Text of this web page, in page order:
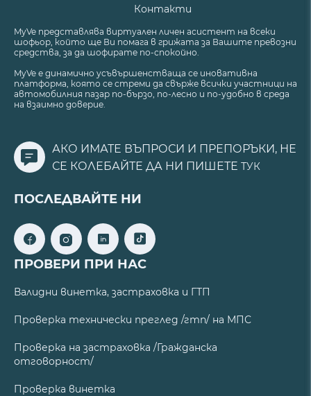
Контакти
MyVe представлява виртуален личен асистент на всеки
шофьор, който ще Ви помага в грижата за Вашите превозни
средства, за да шофирате по-спокойно.
MyVe е динамично усъвършенстваща се иновативна
платформа, която се стреми да свърже всички участници на
автомобилния пазар по-бързо, по-лесно и по-удобно в среда
на взаимно доверие.
АКО ИМАТЕ ВЪПРОСИ И ПРЕПОРЪКИ, НЕ
СЕ КОЛЕБАЙТЕ ДА НИ ПИШЕТЕ ТУК
ПОСЛЕДВАЙТЕ НИ
ПРОВЕРИ ПРИ НАС
Валидни винетка, застраховка и ГТП
Проверка технически преглед /гтп/ на МПС
Проверка на застраховка /Гражданска
отговорност/
Проверка винетка